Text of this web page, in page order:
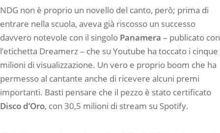
NDG non è proprio un novello del canto, però; prima di
entrare nella scuola, aveva già riscosso un successo
davvero notevole con il singolo Panamera – publicato con
l’etichetta Dreamerz – che su Youtube ha toccato i cinque
milioni di visualizzazione. Un vero e proprio boom che ha
permesso al cantante anche di ricevere alcuni premi
importanti. Basti pensare che il pezzo è stato certificato
Disco d’Oro, con 30,5 milioni di stream su Spotify.